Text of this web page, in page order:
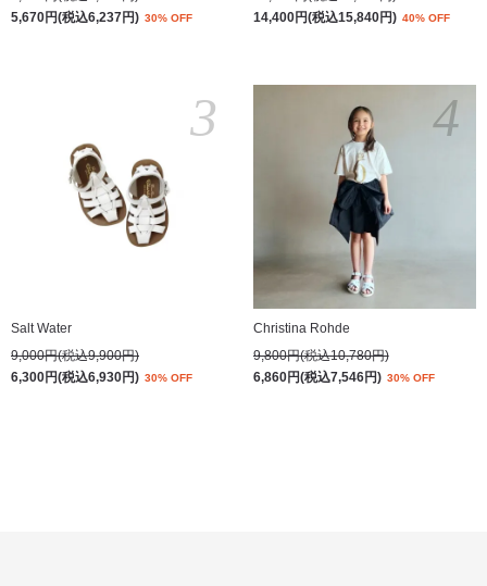
5,670円(税込6,237円) 30% OFF
14,400円(税込15,840円) 40% OFF
Salt Water
9,000円(税込9,900円)
6,300円(税込6,930円) 30% OFF
3
Christina Rohde
9,800円(税込10,780円)
6,860円(税込7,546円) 30% OFF
4